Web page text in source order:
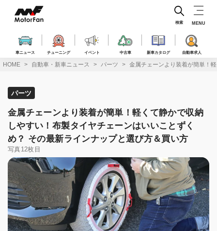
ス
車ニュース チューニング イベント 中古車 新車カタログ 自動車求人
検索 MENU
HOME 自動車・新車ニュース パーツ 金属チェーンより装着が簡単！
パーツ
金属チェーンより装着が簡単！軽くて静かで収納
しやすい！布製タイヤチェーンはいいことずく
め？ その最新ラインナップと選び方＆買い方
写真12枚目